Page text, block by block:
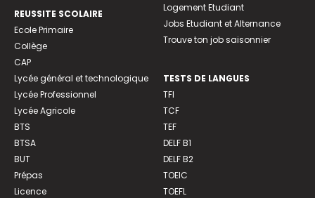
REUSSITE SCOLAIRE
Ecole Primaire
Collège
CAP
Lycée général et technologique
Lycée Professionnel
Lycée Agricole
BTS
BTSA
BUT
Prépas
Licence
Logement Etudiant
Jobs Etudiant et Alternance
Trouve ton job saisonnier
TESTS DE LANGUES
TFI
TCF
TEF
DELF B1
DELF B2
TOEIC
TOEFL